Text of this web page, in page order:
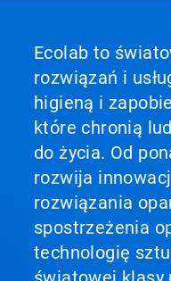
Ecolab to
rozwiązań i
higieną i
które chronią
do życia. Od
rozwija
rozwiązania
spostrzeżenia
technologię